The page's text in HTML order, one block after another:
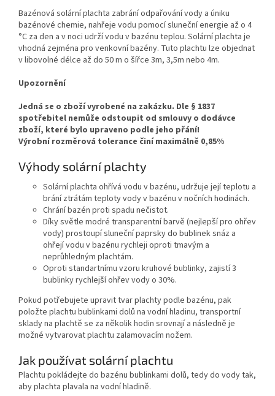
Bazénová solární plachta zabrání odpařování vody a úniku
bazénové chemie, nahřeje vodu pomocí sluneční energie až o 4
°C za den a v noci udrží vodu v bazénu teplou. Solární plachta je
vhodná zejména pro venkovní bazény. Tuto plachtu lze objednat
v libovolné délce až do 50 m o šířce 3m, 3,5m nebo 4m.
Upozornění
Jedná se o zboží vyrobené na zakázku. Dle § 1837
spotřebitel nemůže odstoupit od smlouvy o dodávce
zboží, které bylo upraveno podle jeho přání!
Výrobní rozměrová tolerance činí maximálně 0,85%
Výhody solární plachty
Solární plachta ohřívá vodu v bazénu, udržuje její teplotu a
brání ztrátám teploty vody v bazénu v nočních hodinách.
Chrání bazén proti spadu nečistot.
Díky světle modré transparentní barvě (nejlepší pro ohřev
vody) prostoupí sluneční paprsky do bublinek snáz a
ohřejí vodu v bazénu rychleji oproti tmavým a
neprůhledným plachtám.
Oproti standartnímu vzoru kruhové bublinky, zajistí 3
bublinky rychlejší ohřev vody o 30%.
Pokud potřebujete upravit tvar plachty podle bazénu, pak
položte plachtu bublinkami dolů na vodní hladinu, transportní
sklady na plachtě se za několik hodin srovnají a následně je
možné vytvarovat plachtu zalamovacím nožem.
Jak používat solární plachtu
Plachtu pokládejte do bazénu bublinkami dolů, tedy do vody tak,
aby plachta plavala na vodní hladině.